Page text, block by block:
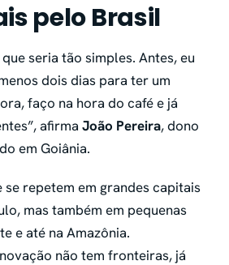
pelo Brasil
seria tão simples. Antes, eu
dois dias para ter um
faço na hora do café e já
afirma João Pereira, dono
em Goiânia.
repetem em grandes capitais
mas também em pequenas
e até na Amazônia.
não tem fronteiras, já